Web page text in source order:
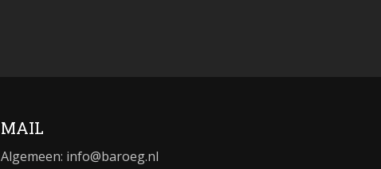
MAIL
Algemeen: info@baroeg.nl